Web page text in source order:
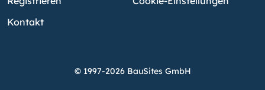
Kontakt
© 1997-2026 BauSites GmbH